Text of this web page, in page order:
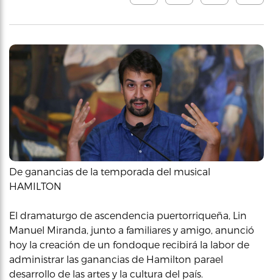
De ganancias de la temporada del musical
HAMILTON
El dramaturgo de ascendencia puertorriqueña, Lin
Manuel Miranda, junto a familiares y amigo, anunció
hoy la creación de un fondoque recibirá la labor de
administrar las ganancias de Hamilton parael
desarrollo de las artes y la cultura del país.